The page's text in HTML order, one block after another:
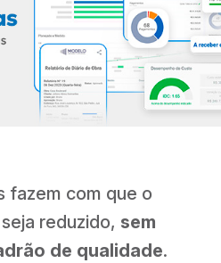
fazem com que o
reduzido, sem
de qualidade.